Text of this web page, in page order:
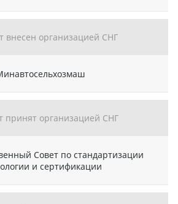
внесен организацией СНГ
принят организацией СНГ
Совет по стандартизации
и сертификации